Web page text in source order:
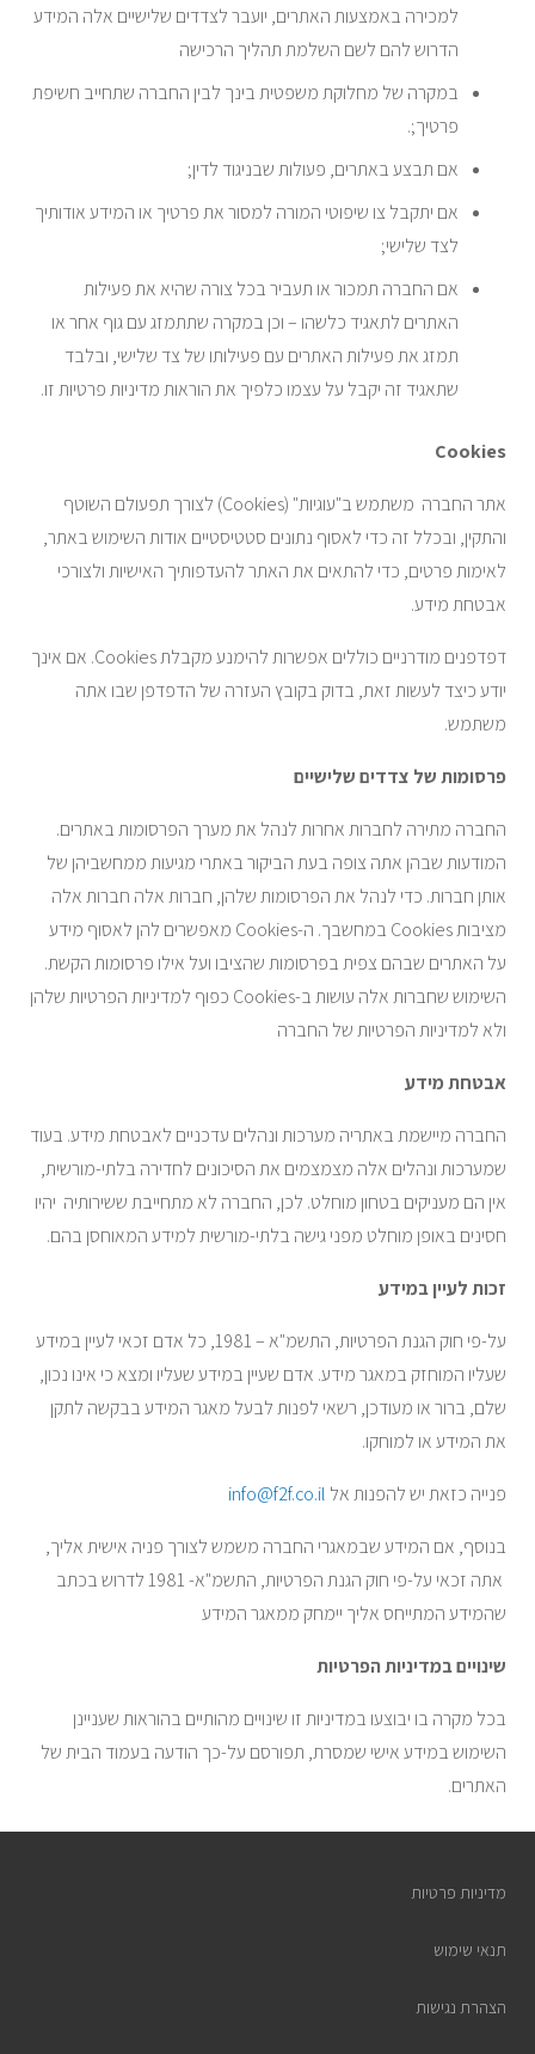
למכירה באמצעות האתרים, יועבר לצדדים שלישיים אלה המידע
הדרוש להם לשם השלמת תהליך הרכישה
במקרה של מחלוקת משפטית בינך לבין החברה שתחייב חשיפת
פרטיך;.
אם תבצע באתרים, פעולות שבניגוד לדין;
אם יתקבל צו שיפוטי המורה למסור את פרטיך או המידע אודותיך
לצד שלישי;
אם החברה תמכור או תעביר בכל צורה שהיא את פעילות
האתרים לתאגיד כלשהו – וכן במקרה שתתמזג עם גוף אחר או
תמזג את פעילות האתרים עם פעילותו של צד שלישי, ובלבד
שתאגיד זה יקבל על עצמו כלפיך את הוראות מדיניות פרטיות זו.
Cookies
אתר החברה משתמש ב"עוגיות" (Cookies) לצורך תפעולם השוטף
והתקין, ובכלל זה כדי לאסוף נתונים סטטיסטיים אודות השימוש באתר,
לאימות פרטים, כדי להתאים את האתר להעדפותיך האישיות ולצורכי
אבטחת מידע.
דפדפנים מודרניים כוללים אפשרות להימנע מקבלת Cookies. אם אינך
יודע כיצד לעשות זאת, בדוק בקובץ העזרה של הדפדפן שבו אתה
משתמש.
פרסומות של צדדים שלישיים
החברה מתירה לחברות אחרות לנהל את מערך הפרסומות באתרים.
המודעות שבהן אתה צופה בעת הביקור באתרי מגיעות ממחשביהן של
אותן חברות. כדי לנהל את הפרסומות שלהן, חברות אלה חברות אלה
מציבות Cookies במחשבך. ה-Cookies מאפשרים להן לאסוף מידע
על האתרים שבהם צפית בפרסומות שהציבו ועל אילו פרסומות הקשת.
השימוש שחברות אלה עושות ב-Cookies כפוף למדיניות הפרטיות שלהן
ולא למדיניות הפרטיות של החברה
אבטחת מידע
החברה מיישמת באתריה מערכות ונהלים עדכניים לאבטחת מידע. בעוד
שמערכות ונהלים אלה מצמצמים את הסיכונים לחדירה בלתי-מורשית,
אין הם מעניקים בטחון מוחלט. לכן, החברה לא מתחייבת ששירותיה יהיו
חסינים באופן מוחלט מפני גישה בלתי-מורשית למידע המאוחסן בהם.
זכות לעיין במידע
על-פי חוק הגנת הפרטיות, התשמ"א – 1981, כל אדם זכאי לעיין במידע
שעליו המוחזק במאגר מידע. אדם שעיין במידע שעליו ומצא כי אינו נכון,
שלם, ברור או מעודכן, רשאי לפנות לבעל מאגר המידע בבקשה לתקן
את המידע או למוחקו.
פנייה כזאת יש להפנות אל info@f2f.co.il
בנוסף, אם המידע שבמאגרי החברה משמש לצורך פניה אישית אליך,
אתה זכאי על-פי חוק הגנת הפרטיות, התשמ"א- 1981 לדרוש בכתב
שהמידע המתייחס אליך יימחק ממאגר המידע
שינויים במדיניות הפרטיות
בכל מקרה בו יבוצעו במדיניות זו שינויים מהותיים בהוראות שעניינן
השימוש במידע אישי שמסרת, תפורסם על-כך הודעה בעמוד הבית של
האתרים.
מדיניות פרטיות
תנאי שימוש
הצהרת נגישות